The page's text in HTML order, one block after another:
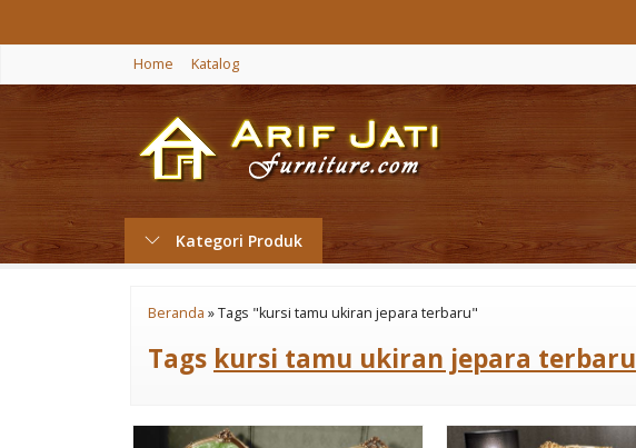
Home Katalog
Kategori Produk
Beranda »Tags "kursi tamu ukiran jepara terbaru"
Tags kursi tamu ukiran jepara terbaru